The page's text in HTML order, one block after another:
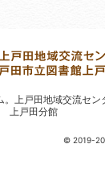
© 2019-
上戸田地域交流セン
上戸田分館